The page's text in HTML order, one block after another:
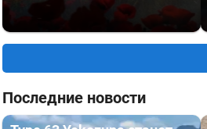
Последние новости